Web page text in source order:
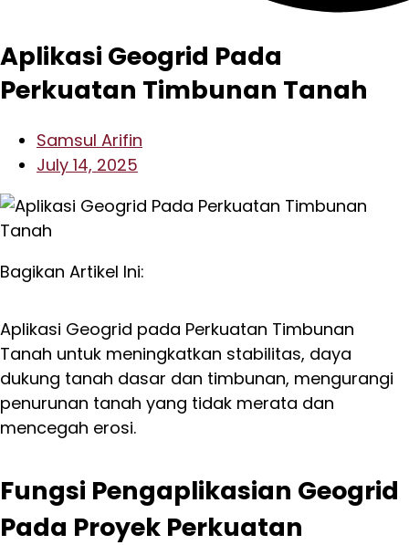
Aplikasi Geogrid Pada
Perkuatan Timbunan Tanah
Samsul Arifin
July 14, 2025
Bagikan Artikel Ini:
Aplikasi Geogrid pada Perkuatan Timbunan
Tanah untuk meningkatkan stabilitas, daya
dukung tanah dasar dan timbunan, mengurangi
penurunan tanah yang tidak merata dan
mencegah erosi.
Fungsi Pengaplikasian Geogrid
Pada Proyek Perkuatan